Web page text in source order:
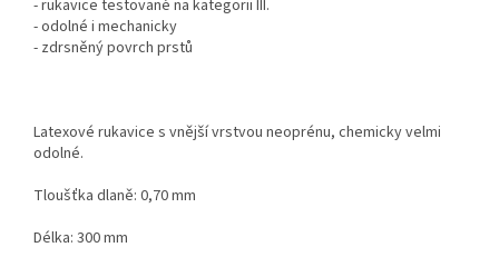
- rukavice testované na kategorii III.
- odolné i mechanicky
- zdrsněný povrch prstů
Latexové rukavice s vnější vrstvou neoprénu, chemicky velmi
odolné.
Tloušťka dlaně: 0,70 mm
Délka: 300 mm